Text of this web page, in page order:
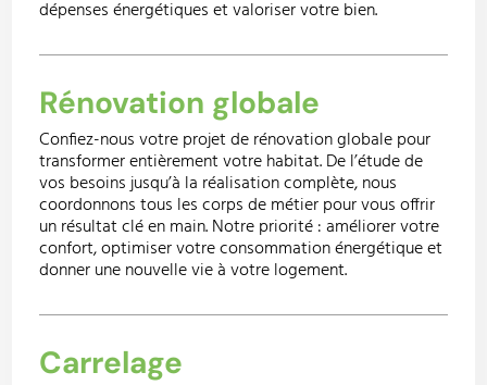
dépenses énergétiques et valoriser votre bien.
Rénovation globale
Confiez-nous votre projet de rénovation globale pour
transformer entièrement votre habitat. De l’étude de
vos besoins jusqu’à la réalisation complète, nous
coordonnons tous les corps de métier pour vous offrir
un résultat clé en main. Notre priorité : améliorer votre
confort, optimiser votre consommation énergétique et
donner une nouvelle vie à votre logement.
Carrelage